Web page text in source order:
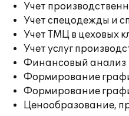
Учет
Учет спецодежды и
Учет ТМЦ в цеховых
Учет услуг
Финансовый анализ
Формирование
Формирование
Ценообразование,